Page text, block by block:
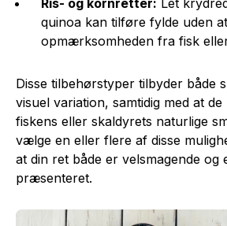
quinoa kan tilføre fylde uden
opmærksomheden fra fisk
Disse tilbehørstyper tilbyder både
visuel variation, samtidig med at
fiskens eller skaldyrets naturlige
vælge en eller flere af disse
at din ret både er velsmagende og
præsenteret.